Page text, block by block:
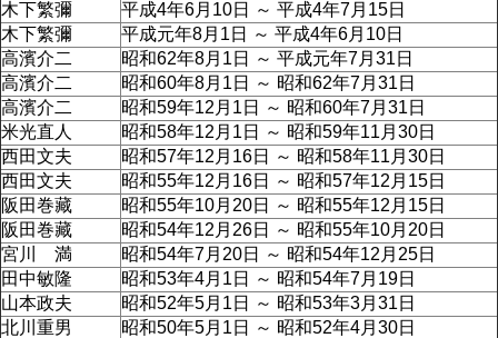
木下繁彌
平成4年6月10日 ～ 平成4年7月15日
木下繁彌
平成元年8月1日 ～ 平成4年6月10日
高濱介二
昭和62年8月1日 ～ 平成元年7月31日
高濱介二
昭和60年8月1日 ～ 昭和62年7月31日
高濱介二
昭和59年12月1日 ～ 昭和60年7月31日
米光直人
昭和58年12月1日 ～ 昭和59年11月30日
西田文夫
昭和57年12月16日 ～ 昭和58年11月30日
西田文夫
昭和55年12月16日 ～ 昭和57年12月15日
阪田巻藏
昭和55年10月20日 ～ 昭和55年12月15日
阪田巻藏
昭和54年12月26日 ～ 昭和55年10月20日
宮川 満
昭和54年7月20日 ～ 昭和54年12月25日
田中敏隆
昭和53年4月1日 ～ 昭和54年7月19日
山本政夫
昭和52年5月1日 ～ 昭和53年3月31日
北川重男
昭和50年5月1日 ～ 昭和52年4月30日